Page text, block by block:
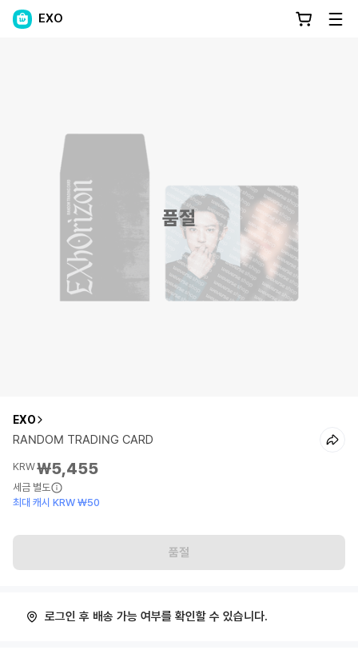
EXO
품절
EXO
RANDOM TRADING CARD
KRW₩5,455
세금 별도
최대 캐시 KRW ₩50
품절
로그인 후 배송 가능 여부를 확인할 수 있습니다.